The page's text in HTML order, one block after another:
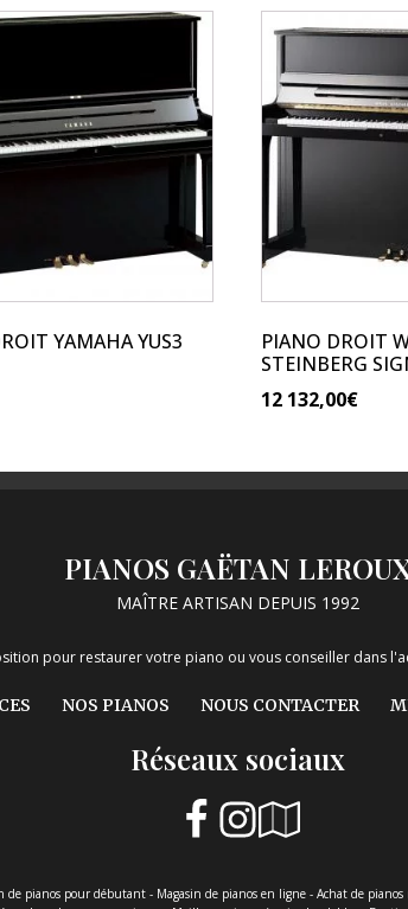
YAMAHA YUS3
PIANO DROIT
STEINBERG
12 132,00€
PIANOS GAËTAN
MAÎTRE ARTISAN DEPUIS 1992
pour restaurer votre piano ou vous conseiller dans
NOS PIANOS NOUS CONTACTER
Réseaux sociaux
de pianos pour débutant - Magasin de pianos en ligne - Achat de